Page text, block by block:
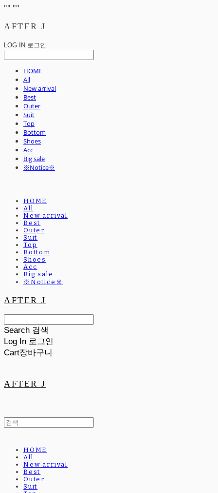
"" ""
AFTER J
LOG IN 로그인
HOME
All
New arrival
Best
Outer
Suit
Top
Bottom
Shoes
Acc
Big sale
※Notice※
HOME
All
New arrival
Best
Outer
Suit
Top
Bottom
Shoes
Acc
Big sale
※Notice※
AFTER J
Search 검색
Log In 로그인
Cart장바구니
AFTER J
HOME
All
New arrival
Best
Outer
Suit